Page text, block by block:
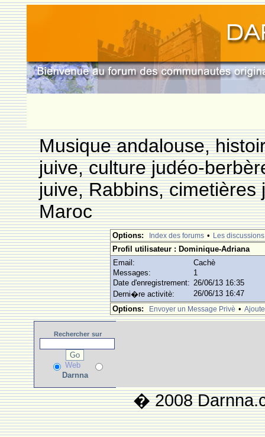
Musique andalouse,
juive, culture judéo-
juive, Rabbins,
Maroc
Options: Index des forums • Les discussions
Profil utilisateur : Dominique-Adriana
Email:
Cachè
Messages:
1
Date d'enregistrement: 26/06/13 16:35
Derni�re activitè:
26/06/13 16:47
Options:
Envoyer un Message Privè •
Rechercher sur
Web
Darnna
� 2008